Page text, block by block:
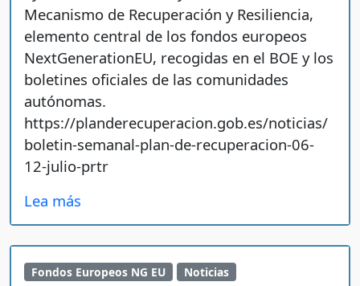
Mecanismo de Recuperación y Resiliencia,
elemento central de los fondos europeos
NextGenerationEU, recogidas en el BOE y los
boletines oficiales de las comunidades
autónomas.
https://planderecuperacion.gob.es/noticias/
boletin-semanal-plan-de-recuperacion-06-
12-julio-prtr
Lea más
Fondos Europeos NG EU Noticias